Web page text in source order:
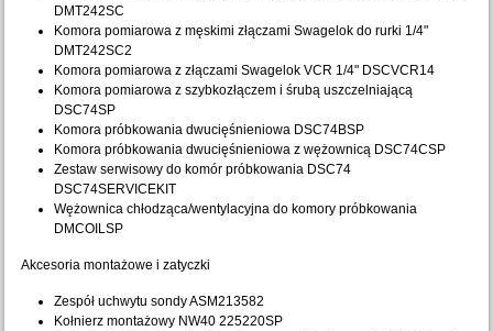
DMT242SC
Komora pomiarowa z męskimi złączami Swagelok do rurki 1/4"
DMT242SC2
Komora pomiarowa z złączami Swagelok VCR 1/4" DSCVCR14
Komora pomiarowa z szybkozłączem i śrubą uszczelniającą
DSC74SP
Komora próbkowania dwucięśnieniowa DSC74BSP
Komora próbkowania dwucięśnieniowa z wężownicą DSC74CSP
Zestaw serwisowy do komór próbkowania DSC74
DSC74SERVICEKIT
Wężownica chłodząca/wentylacyjna do komory próbkowania
DMCOILSP
Akcesoria montażowe i zatyczki
Zespół uchwytu sondy ASM213582
Kołnierz montażowy NW40 225220SP